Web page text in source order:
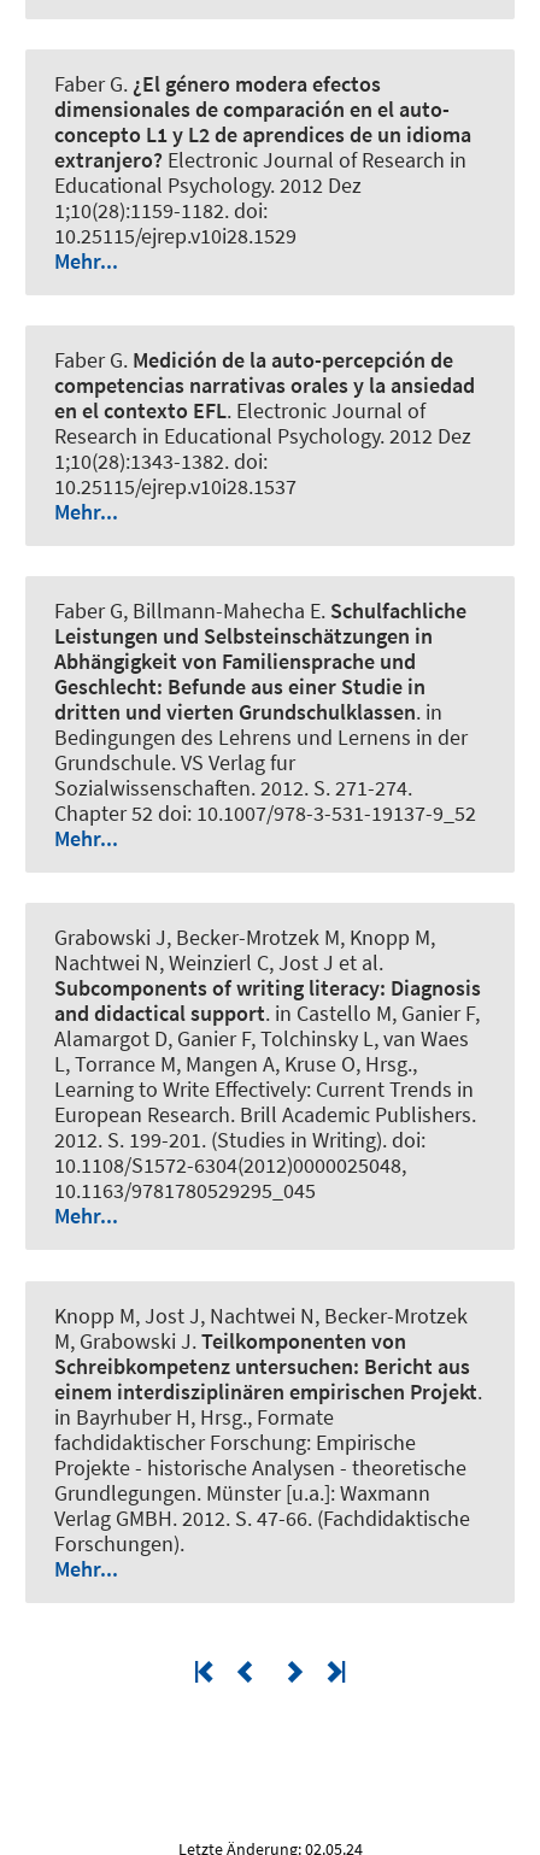
Faber G. ¿El género modera efectos
dimensionales de comparación en el auto-
concepto L1 y L2 de aprendices de un idioma
extranjero? Electronic Journal of Research in
Educational Psychology. 2012 Dez
1;10(28):1159-1182. doi:
10.25115/ejrep.v10i28.1529
Mehr...
Faber G. Medición de la auto-percepción de
competencias narrativas orales y la ansiedad
en el contexto EFL. Electronic Journal of
Research in Educational Psychology. 2012 Dez
1;10(28):1343-1382. doi:
10.25115/ejrep.v10i28.1537
Mehr...
Faber G, Billmann-Mahecha E. Schulfachliche
Leistungen und Selbsteinschätzungen in
Abhängigkeit von Familiensprache und
Geschlecht: Befunde aus einer Studie in
dritten und vierten Grundschulklassen. in
Bedingungen des Lehrens und Lernens in der
Grundschule. VS Verlag fur
Sozialwissenschaften. 2012. S. 271-274.
Chapter 52 doi: 10.1007/978-3-531-19137-9_52
Mehr...
Grabowski J, Becker-Mrotzek M, Knopp M,
Nachtwei N, Weinzierl C, Jost J et al.
Subcomponents of writing literacy: Diagnosis
and didactical support. in Castello M, Ganier F,
Alamargot D, Ganier F, Tolchinsky L, van Waes
L, Torrance M, Mangen A, Kruse O, Hrsg.,
Learning to Write Effectively: Current Trends in
European Research. Brill Academic Publishers.
2012. S. 199-201. (Studies in Writing). doi:
10.1108/S1572-6304(2012)0000025048,
10.1163/9781780529295_045
Mehr...
Knopp M, Jost J, Nachtwei N, Becker-Mrotzek
M, Grabowski J.Teilkomponenten von
Schreibkompetenz untersuchen: Bericht aus
einem interdisziplinären empirischen Projekt.
in Bayrhuber H, Hrsg., Formate
fachdidaktischer Forschung: Empirische
Projekte - historische Analysen - theoretische
Grundlegungen. Münster [u.a.]: Waxmann
Verlag GMBH. 2012. S. 47-66. (Fachdidaktische
Forschungen).
Mehr...
Letzte Änderung: 02.05.24